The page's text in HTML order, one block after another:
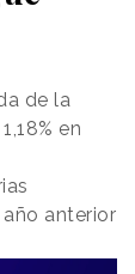
de la
en
año anterior